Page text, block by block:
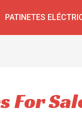
PATINETES
For